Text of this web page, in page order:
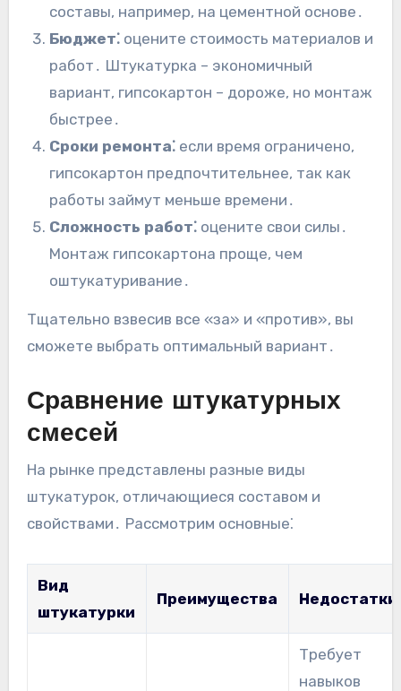
составы, например, на цементной основе․
Бюджет⁚ оцените стоимость материалов и
работ․ Штукатурка – экономичный
вариант, гипсокартон – дороже, но монтаж
быстрее․
Сроки ремонта⁚ если время ограничено,
гипсокартон предпочтительнее, так как
работы займут меньше времени․
Сложность работ⁚ оцените свои силы․
Монтаж гипсокартона проще, чем
оштукатуривание․
Тщательно взвесив все «за» и «против», вы
сможете выбрать оптимальный вариант․
Сравнение штукатурных
смесей
На рынке представлены разные виды
штукатурок, отличающиеся составом и
свойствами․ Рассмотрим основные⁚
Вид
штукатурки
Преимущества Недостатки
Требует
навыков